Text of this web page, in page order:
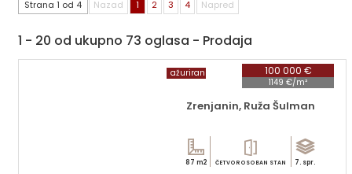
Strana 1 od 4 Nazad 1 2 3 4 Napred
1 - 20 od ukupno 73 oglasa - Prodaja
100 000 €
1149 €/m²
ažuriran
Zrenjanin, Ruža Šulman
87 m2 ČETVOROSOBAN STAN 7. spr.